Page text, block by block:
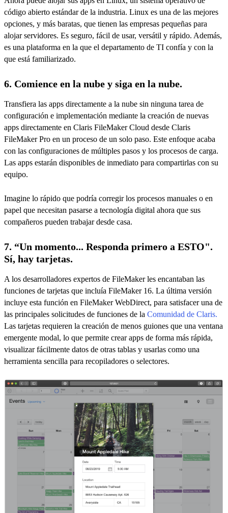
código abierto estándar de la industria. Linux es una de las mejores
opciones, y más baratas, que tienen las empresas pequeñas para
alojar servidores. Es seguro, fácil de usar, versátil y rápido. Además,
es una plataforma en la que el departamento de TI confía y con la
que está familiarizado.
6. Comience en la nube y siga en la nube.
Transfiera las apps directamente a la nube sin ninguna tarea de
configuración e implementación mediante la creación de nuevas
apps directamente en Claris FileMaker Cloud desde Claris
FileMaker Pro en un proceso de un solo paso. Este enfoque acaba
con las configuraciones de múltiples pasos y los procesos de carga.
Las apps estarán disponibles de inmediato para compartirlas con su
equipo.
Imagine lo rápido que podría corregir los procesos manuales o en
papel que necesitan pasarse a tecnología digital ahora que sus
compañeros pueden trabajar desde casa.
7. “Un momento... Responda primero a ESTO".
Sí, hay tarjetas.
A los desarrolladores expertos de FileMaker les encantaban las
funciones de tarjetas que incluía FileMaker 16. La última versión
incluye esta función en FileMaker WebDirect, para satisfacer una de
las principales solicitudes de funciones de la Comunidad de Claris.
Las tarjetas requieren la creación de menos guiones que una ventana
emergente modal, lo que permite crear apps de forma más rápida,
visualizar fácilmente datos de otras tablas y usarlas como una
herramienta sencilla para recopiladores o selectores.